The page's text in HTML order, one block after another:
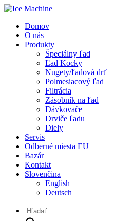
Domov
O nás
Produkty
Špeciálny ľad
Ľad Kocky
Nugety/ľadová drť
Polmesiacový ľad
Filtrácia
Zásobník na ľad
Dávkovače
Drviče ľadu
Diely
Servis
Odberné miesta EU
Bazár
Kontakt
Slovenčina
English
Deutsch